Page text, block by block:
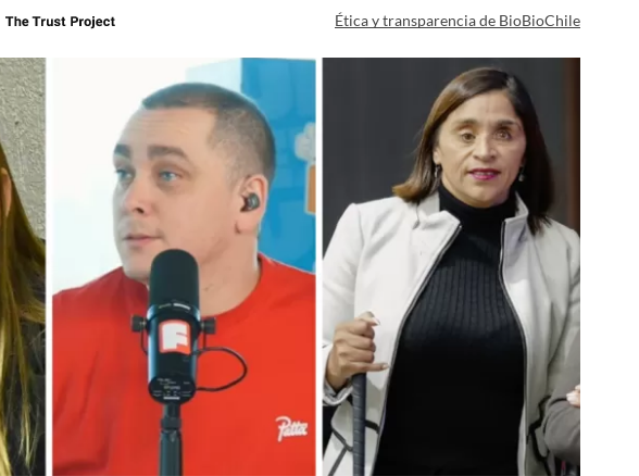
Ética y transparencia de BioBioChile